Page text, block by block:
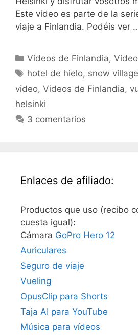
Este vídeo es parte de la
viaje a Finlandia. Podéis ver
Categorías
Videos de Finlandia,
Etiquetas
hotel de hielo, snow village
video, Videos de Finlandia,
helsinki
3 comentarios
Enlaces de afiliado:
Productos que uso (recibo
cuesta igual):
Cámara GoPro Hero 12
Auriculares
Seguro de viaje
Vueling
OpusClip para Shorts
Taja AI para YouTube
Música para vídeos